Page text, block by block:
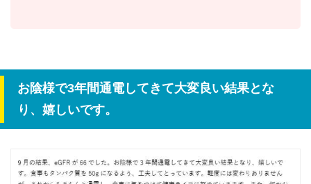
お陰様で3年間通電してきて大変良い結果とな
り、嬉しいです。